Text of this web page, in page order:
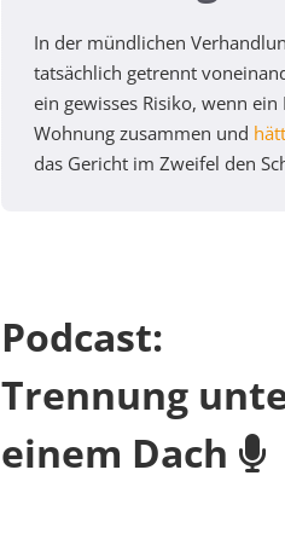
In der mündlichen
tatsächlich getrennt
ein gewisses Risiko, wenn
Wohnung zusammen und
das Gericht im Zweifel den
Podcast:
Trennung
einem Dach